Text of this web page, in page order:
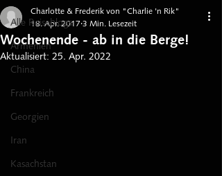
Alle Reiseblogs
Armenien
China
Frankreich
Georgien
Iran
Kasachstan
Wochenende - ab in die Berge!
Charlotte & Frederik von "Charlie 'n Rik"
18. Apr. 2017 3 Min. Lesezeit
Aktualisiert: 25. Apr. 2022